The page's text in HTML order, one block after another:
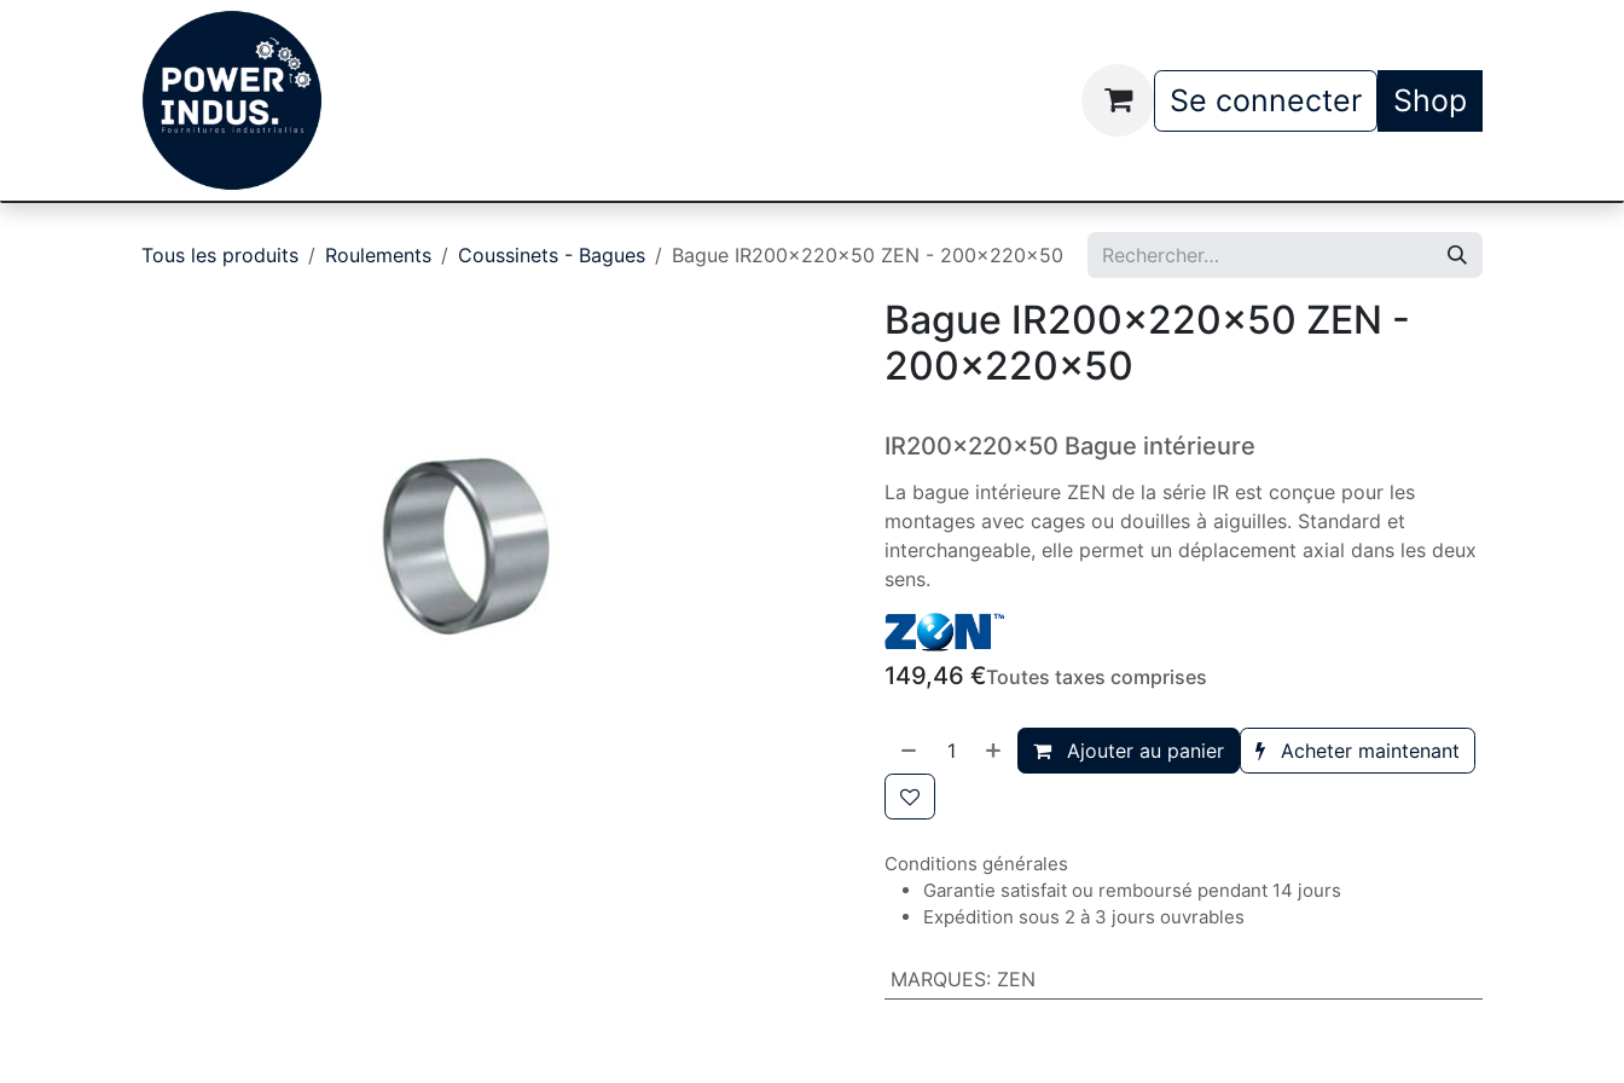
Se rendre au contenu
Qui somme nous
Se connecter Shop
Tous les produits Roulements Coussinets - Bagues Bague IR200x220x50 ZEN - 200x220x50
Bague IR200x220x50 ZEN -
200x220x50
IR200x220x50 Bague intérieure
La bague intérieure ZEN de la série IR est conçue pour les
montages avec cages ou douilles à aiguilles. Standard et
interchangeable, elle permet un déplacement axial dans les deux
sens.
149,46 €Toutes taxes comprises
Ajouter au panier Acheter maintenant
Conditions générales
Garantie satisfait ou remboursé pendant 14 jours
Expédition sous 2 à 3 jours ouvrables
MARQUES: ZEN